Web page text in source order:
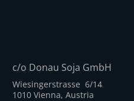
c/o Donau Soja GmbH
Wiesingerstrasse 6/14
1010 Vienna, Austria